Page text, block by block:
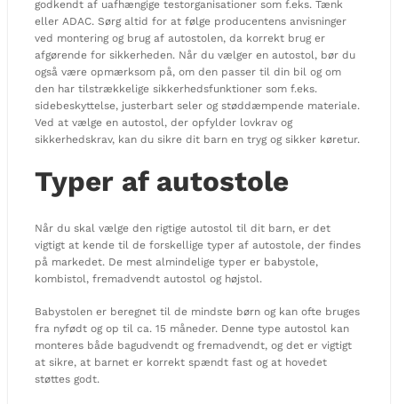
godkendt af uafhængige testorganisationer som f.eks. Tænk
eller ADAC. Sørg altid for at følge producentens anvisninger
ved montering og brug af autostolen, da korrekt brug er
afgørende for sikkerheden. Når du vælger en autostol, bør du
også være opmærksom på, om den passer til din bil og om
den har tilstrækkelige sikkerhedsfunktioner som f.eks.
sidebeskyttelse, justerbart seler og støddæmpende materiale.
Ved at vælge en autostol, der opfylder lovkrav og
sikkerhedskrav, kan du sikre dit barn en tryg og sikker køretur.
Typer af autostole
Når du skal vælge den rigtige autostol til dit barn, er det
vigtigt at kende til de forskellige typer af autostole, der findes
på markedet. De mest almindelige typer er babystole,
kombistol, fremadvendt autostol og højstol.
Babystolen er beregnet til de mindste børn og kan ofte bruges
fra nyfødt og op til ca. 15 måneder. Denne type autostol kan
monteres både bagudvendt og fremadvendt, og det er vigtigt
at sikre, at barnet er korrekt spændt fast og at hovedet
støttes godt.